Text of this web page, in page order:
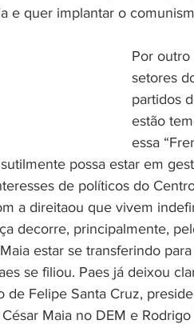
e quer implantar o
Por outro
setores
partidos
estão
essa
possa estar em
de políticos do
a direitaou que vivem
decorre, principalmente,
estar se transferindo
se filiou. Paes já deixou
de Felipe Santa Cruz,
Maia no DEM e